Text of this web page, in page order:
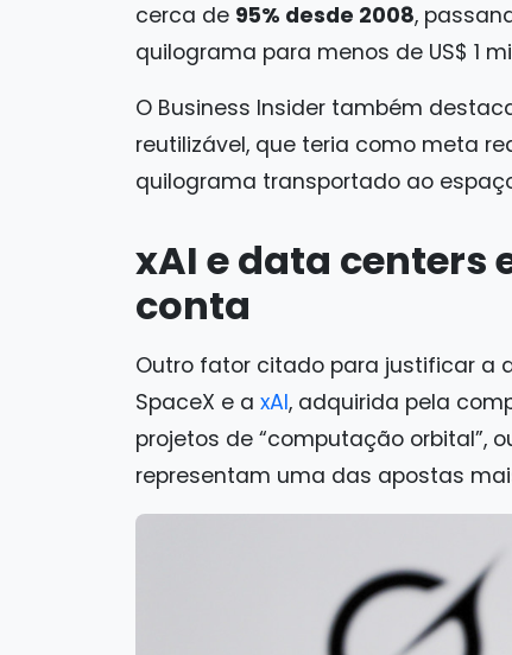
cerca de 95% desde 2008,
quilograma para menos de US$ 1
O Business Insider também
reutilizável, que teria como meta
quilograma transportado ao
xAI e data centers
conta
Outro fator citado para justificar a
SpaceX e a xAI, adquirida pela
projetos de “computação orbital”,
representam uma das apostas